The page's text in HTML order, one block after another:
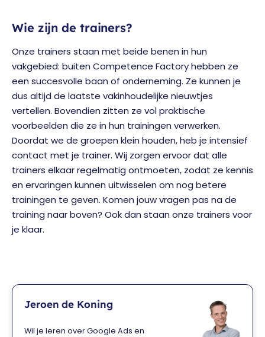
Wie zijn de trainers?
Onze trainers staan met beide benen in hun
vakgebied: buiten Competence Factory hebben ze
een succesvolle baan of onderneming. Ze kunnen je
dus altijd de laatste vakinhoudelijke nieuwtjes
vertellen. Bovendien zitten ze vol praktische
voorbeelden die ze in hun trainingen verwerken.
Doordat we de groepen klein houden, heb je intensief
contact met je trainer. Wij zorgen ervoor dat alle
trainers elkaar regelmatig ontmoeten, zodat ze kennis
en ervaringen kunnen uitwisselen om nog betere
trainingen te geven. Komen jouw vragen pas na de
training naar boven? Ook dan staan onze trainers voor
je klaar.
Jeroen de Koning
Wil je leren over Google Ads en